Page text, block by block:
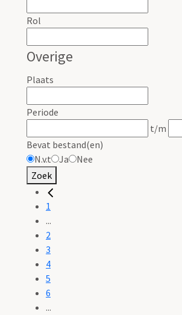
Rol
Overige
Plaats
Periode
t/m
Bevat bestand(en)
N.v.t
Ja
Nee
Zoek
1
...
2
3
4
5
6
...